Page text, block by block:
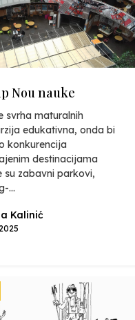
Nou nauke
svrha maturalnih
edukativna, onda bi
konkurencija
destinacijama
su zabavni parkovi,
...
Kalinić